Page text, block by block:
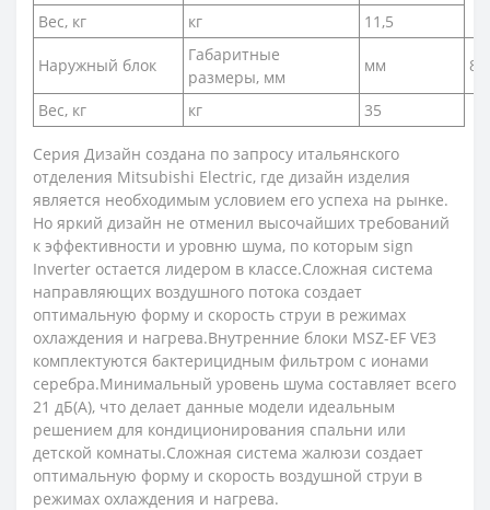
Вес, кг кг 11,5
Наружный блок
Габаритные
размеры, мм
мм
Вес, кг кг 35
Серия Дизайн создана по запросу итальянского
отделения Mitsubishi Electric, где дизайн изделия
является необходимым условием его успеха на рынке.
Но яркий дизайн не отменил высочайших требований
к эффективности и уровню шума, по которым sign
Inverter остается лидером в классе.Сложная система
направляющих воздушного потока создает
оптимальную форму и скорость струи в режимах
охлаждения и нагрева.Внутренние блоки MSZ-EF VE3
комплектуются бактерицидным фильтром с ионами
серебра.Минимальный уровень шума составляет всего
21 дБ(А), что делает данные модели идеальным
решением для кондиционирования спальни или
детской комнаты.Сложная система жалюзи создает
оптимальную форму и скорость воздушной струи в
режимах охлаждения и нагрева.